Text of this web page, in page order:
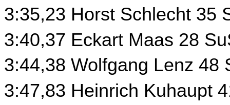
3:35,23 Horst Schlecht 35
3:40,37 Eckart Maas 28
3:44,38 Wolfgang Lenz 48
3:47,83 Heinrich Kuhaupt